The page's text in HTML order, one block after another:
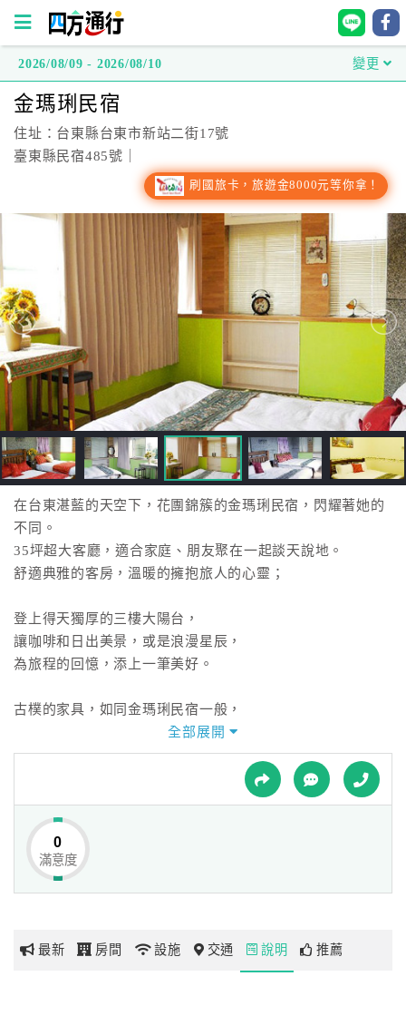
方
通
行
訂
房
接
跟
飯
店
訂
房
HOT
色
民
宿
球
網
玩
2026/08/09 - 2026/08/10 變更
金瑪琍民宿
住址：台東縣台東市新站二街17號
臺東縣民宿485號｜
刷國旅卡，旅遊金8000元等你拿！
在台東湛藍的天空下，花團錦簇的金瑪琍民宿，閃耀著她的
不同。
35坪超大客廳，適合家庭、朋友聚在一起談天說地。
舒適典雅的客房，溫暖的擁抱旅人的心靈；
登上得天獨厚的三樓大陽台，
讓咖啡和日出美景，或是浪漫星辰，
為旅程的回憶，添上一筆美好。
古樸的家具，如同金瑪琍民宿一般，
靜靜地展現她的風華絕代，
值得你我細細品味。
全部展開
0
滿意度
最新 房間 設施 交通 說明 推薦